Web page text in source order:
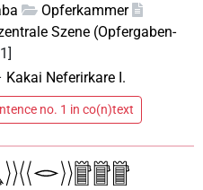
Opferkammer
Szene (Opfergaben-
Kakai Neferirkare I.
no. 1 in co(n)text